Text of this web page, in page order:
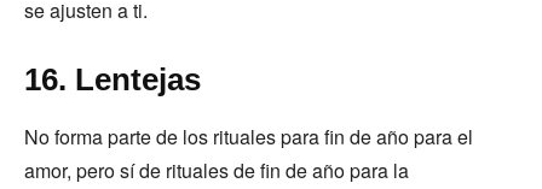
se ajusten a ti.
16. Lentejas
No forma parte de los rituales para fin de año para el
amor, pero sí de rituales de fin de año para la